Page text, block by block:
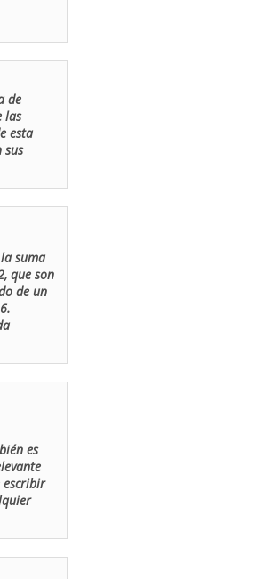
de
las
esta
sus
suma
que son
de un
es
escribir